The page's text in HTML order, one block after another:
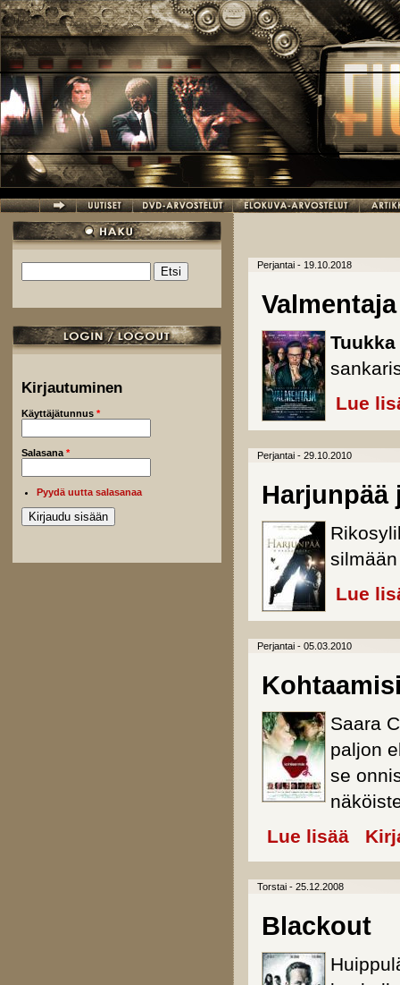
Hyppää pääsisältöön
Hakulomake
Kirjautuminen
Käyttäjätunnus *
Salasana *
Pyydä uutta salasanaa
Perjantai - 19.10.2018
Valmentaja
Lue
Perjantai - 29.10.2010
Harjunpää
Lue
Perjantai - 05.03.2010
Saara
paljon
se
Lue lisää about
Torstai - 25.12.2008
Blackout